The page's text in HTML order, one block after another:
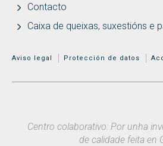
Contacto
Caixa de queixas, suxestións e
MENÚ ADICIONAL
Aviso legal Protección de datos
Centro colaborativo: Por unha
de calidade feita en